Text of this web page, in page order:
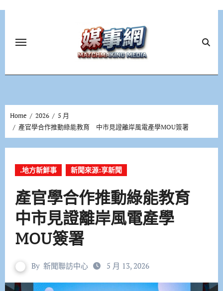
Home 2026
5 月
產官學合作推動綠能教育 中市見證離岸風電產學MOU簽署
.地方新鮮事 新聞來源:享新聞
產官學合作推動綠能教育
中市見證離岸風電產學
MOU簽署
By 新聞聯訪中心 5 月 13, 2026